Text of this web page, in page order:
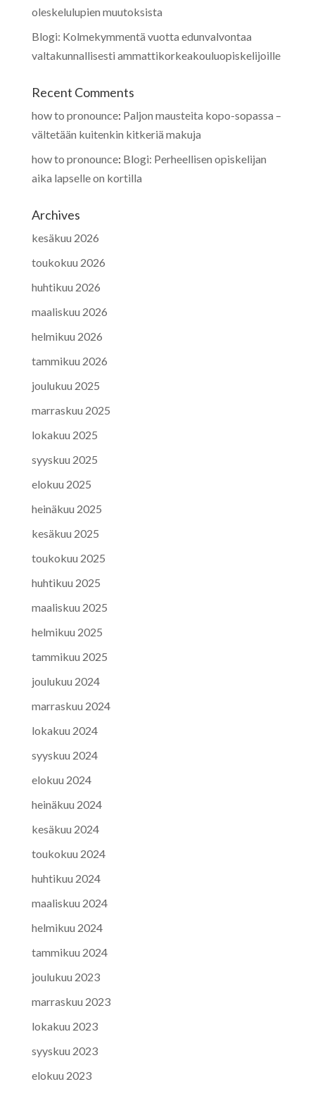
oleskelulupien muutoksista
Blogi: Kolmekymmentä vuotta edunvalvontaa
valtakunnallisesti ammattikorkeakouluopiskelijoille
Recent Comments
how to pronounce: Paljon mausteita kopo-sopassa –
vältetään kuitenkin kitkeriä makuja
how to pronounce: Blogi: Perheellisen opiskelijan
aika lapselle on kortilla
Archives
kesäkuu 2026
toukokuu 2026
huhtikuu 2026
maaliskuu 2026
helmikuu 2026
tammikuu 2026
joulukuu 2025
marraskuu 2025
lokakuu 2025
syyskuu 2025
elokuu 2025
heinäkuu 2025
kesäkuu 2025
toukokuu 2025
huhtikuu 2025
maaliskuu 2025
helmikuu 2025
tammikuu 2025
joulukuu 2024
marraskuu 2024
lokakuu 2024
syyskuu 2024
elokuu 2024
heinäkuu 2024
kesäkuu 2024
toukokuu 2024
huhtikuu 2024
maaliskuu 2024
helmikuu 2024
tammikuu 2024
joulukuu 2023
marraskuu 2023
lokakuu 2023
syyskuu 2023
elokuu 2023